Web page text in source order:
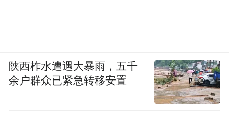
陕西柞水遭遇大暴雨，五千
余户群众已紧急转移安置